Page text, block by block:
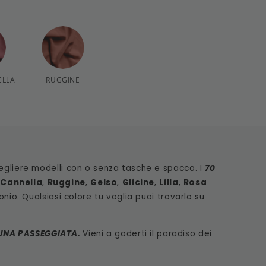
RUGGINE
modelli con o senza tasche e spacco. I70
, Ruggine, Gelso, Glicine, Lilla, Rosa
Qualsiasi colore tu voglia puoi trovarlo su
PASSEGGIATA.Vieni a goderti il paradiso dei